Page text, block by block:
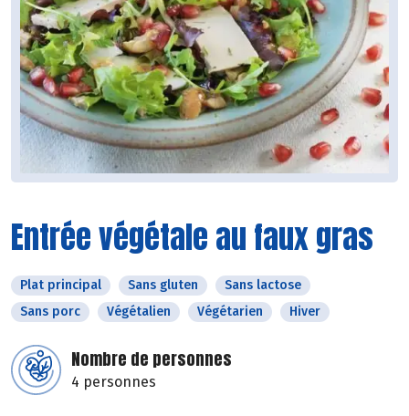
Entrée végétale au faux gras
Plat principal Sans gluten
Sans lactose
Sans porc
Végétalien Végétarien Hiver
Nombre de personnes
4 personnes